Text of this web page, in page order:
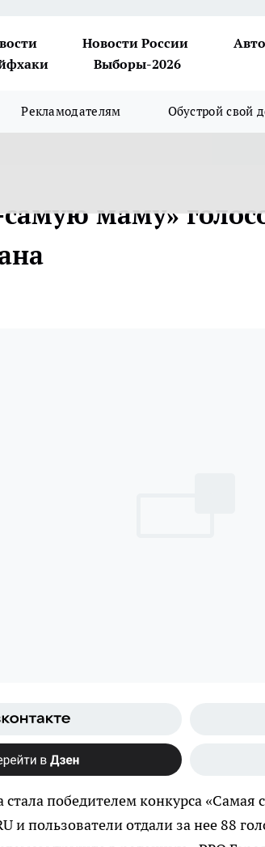
Новости России Авто
Выборы-2026
Рекламодателям Обустрой свой
маму»
победителем конкурса «Самая
и пользователи отдали за нее 88